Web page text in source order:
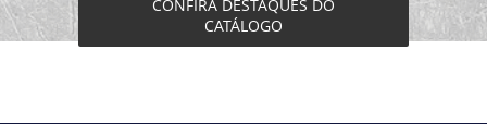
CONFIRA DESTAQUES DO
CATÁLOGO